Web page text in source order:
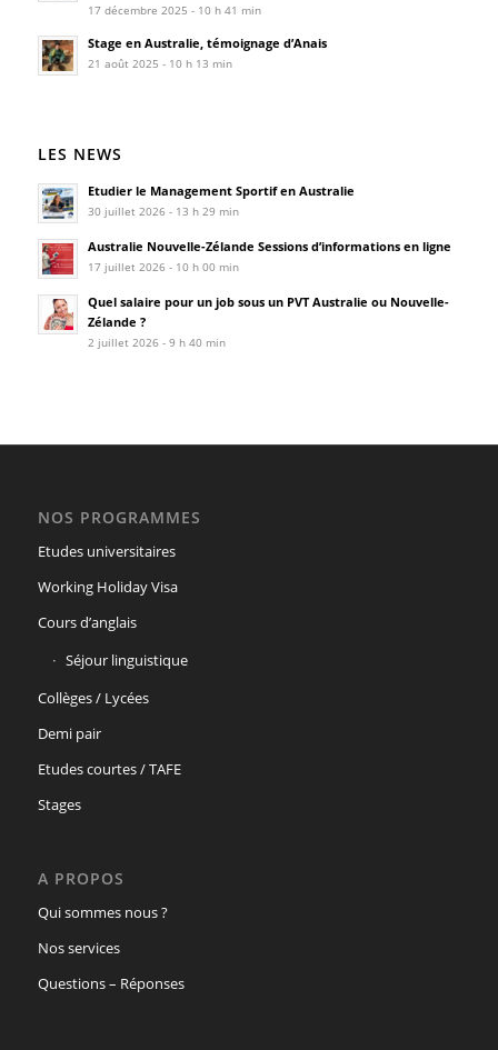
17 décembre 2025 - 10 h 41 min
Stage en Australie, témoignage d’Anais
21 août 2025 - 10 h 13 min
LES NEWS
Etudier le Management Sportif en Australie
30 juillet 2026 - 13 h 29 min
Australie Nouvelle-Zélande Sessions d’informations en ligne
17 juillet 2026 - 10 h 00 min
Quel salaire pour un job sous un PVT Australie ou Nouvelle-
Zélande ?
2 juillet 2026 - 9 h 40 min
NOS PROGRAMMES
Etudes universitaires
Working Holiday Visa
Cours d’anglais
Séjour linguistique
Collèges / Lycées
Demi pair
Etudes courtes / TAFE
Stages
A PROPOS
Qui sommes nous ?
Nos services
Questions – Réponses